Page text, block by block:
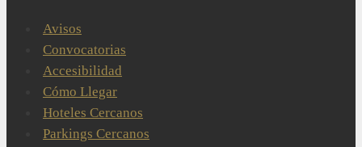
Avisos
Convocatorias
Accesibilidad
Cómo Llegar
Hoteles Cercanos
Parkings Cercanos